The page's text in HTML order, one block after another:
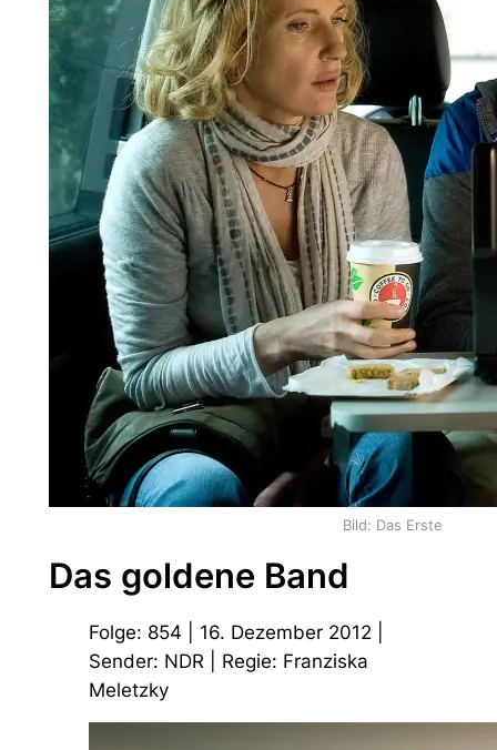
Bild: Das Erste
Das goldene Band
Folge: 854 | 16. Dezember 2012 |
Sender: NDR | Regie: Franziska
Meletzky